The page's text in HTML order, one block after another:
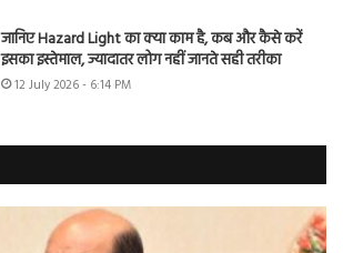
जानिए Hazard Light का क्या काम है, कब और कैसे करें
इसका इस्तेमाल, ज्यादातर लोग नहीं जानते सही तरीका
12 July 2026 - 6:14 PM